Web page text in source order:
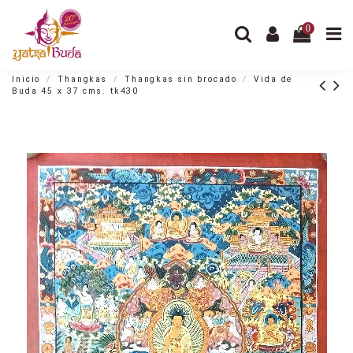
0
Inicio Thangkas Thangkas sin brocado
Vida de
Buda 45 x 37 cms. tk430